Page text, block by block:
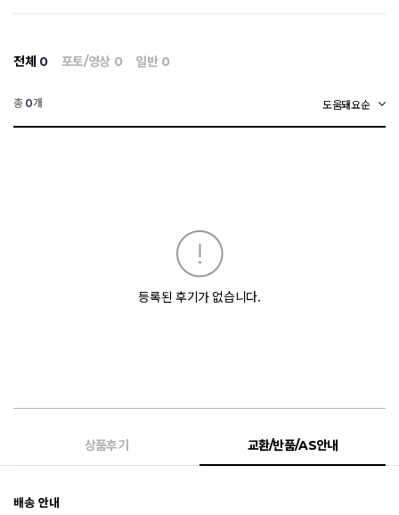
전체 0 포토/영상 0 일반 0
총 0개
등록된 후기가 없습니다.
상품후기 교환/반품/AS안내
배송 안내